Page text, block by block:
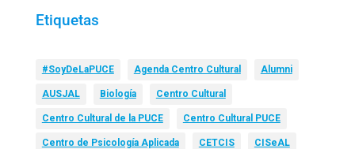
Etiquetas
#SoyDeLaPUCE Agenda Centro Cultural Alumni
AUSJAL Biología Centro Cultural
Centro Cultural de la PUCE Centro Cultural PUCE
Centro de Psicología Aplicada CETCIS CISeAL